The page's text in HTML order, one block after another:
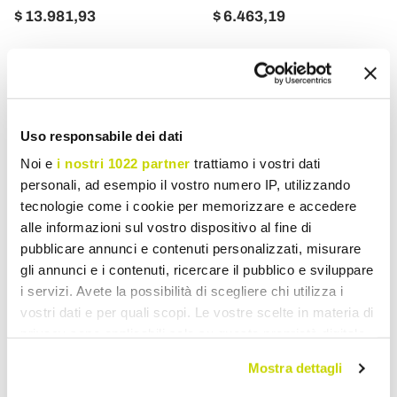
Uso responsabile dei dati
Noi e i nostri 1022 partner trattiamo i vostri dati
personali, ad esempio il vostro numero IP, utilizzando
tecnologie come i cookie per memorizzare e accedere
alle informazioni sul vostro dispositivo al fine di
pubblicare annunci e contenuti personalizzati, misurare
gli annunci e i contenuti, ricercare il pubblico e sviluppare
i servizi. Avete la possibilità di scegliere chi utilizza i
vostri dati e per quali scopi. Le vostre scelte in materia di
modificare o revocare il proprio consenso in qualsiasi
Mostra dettagli
$ 13.981,93 $ 6.463,19
FERROLUCE
Aplique de Pared en
FERROLUCE
Vintage Industrial - Bew